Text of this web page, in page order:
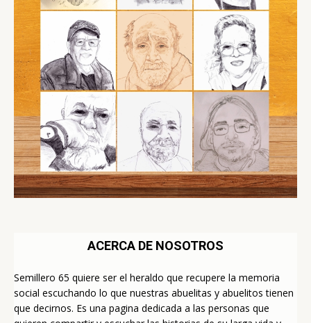
ACERCA DE NOSOTROS
Semillero 65 quiere ser el heraldo que recupere la memoria
social escuchando lo que nuestras abuelitas y abuelitos tienen
que decirnos. Es una pagina dedicada a las personas que